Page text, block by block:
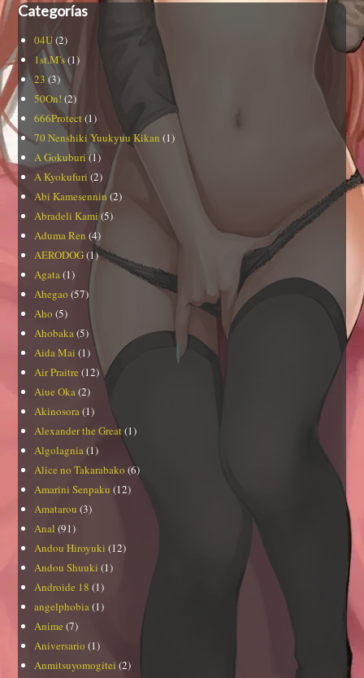
Categorías
04U(2)
1st.M's(1)
23 (3)
50On! (2)
666Protect (1)
70 Nenshiki Yuukyuu Kikan (1)
A Gokuburi (1)
A Kyokufuri (2)
Abi Kamesennin (2)
Abradeli Kami(5)
Aduma Ren (4)
AERODOG(1)
Agata(1)
Ahegao (57)
Aho (5)
Ahobaka(5)
Aida Mai (1)
Air Praitre (12)
Aiue Oka(2)
Akinosora(1)
Alexander the Great(1)
Algolagnia(1)
Alice no Takarabako (6)
Amarini Senpaku (12)
Amatarou (3)
Anal (91)
Andou Hiroyuki (12)
Andou Shuuki (1)
Androide 18 (1)
angelphobia(1)
Anime (7)
Aniversario (1)
Anmitsuyomogitei (2)